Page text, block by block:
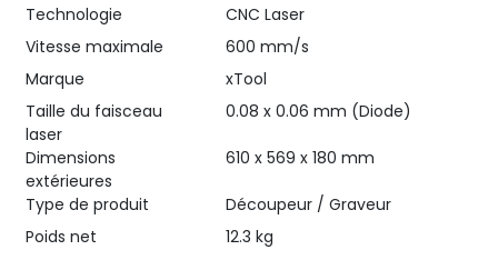
Technologie
CNC Laser
Vitesse maximale
600 mm/s
Marque
xTool
Taille du faisceau
laser
0.08 x 0.06 mm (Diode)
Dimensions
extérieures
610 x 569 x 180 mm
Type de produit
Découpeur / Graveur
Poids net
12.3 kg